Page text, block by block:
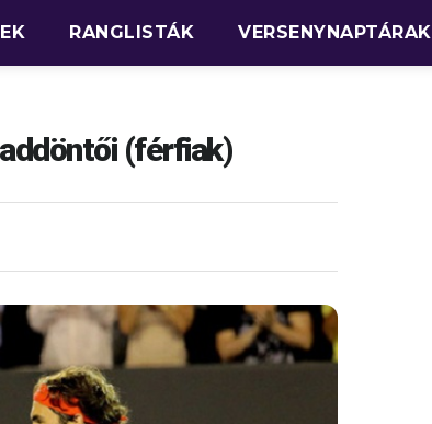
RANGLISTÁK VERSENYNAPTÁRAK
(férfiak)